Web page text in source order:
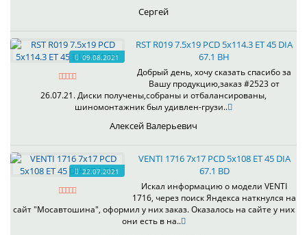
Сергей
09.08.2021
RST R019 7.5x19 PCD 5x114.3 ET 45 DIA
67.1 BH
Добрый день, хочу сказать спасибо за
Вашу продукцию,заказ #2523 от
26.07.21. Диски получены,собраны и отбалансированы,
шиномонтажник был удивлен-грузи..
Алексей Валерьевич
22.07.2021
VENTI 1716 7x17 PCD 5x108 ET 45 DIA
67.1 BD
Искал информацию о модели VENTI
1716, через поиск Яндекса наткнулся на
сайт "Мосавтошина", оформил у них заказ. Оказалось на сайте у них
они есть в на..